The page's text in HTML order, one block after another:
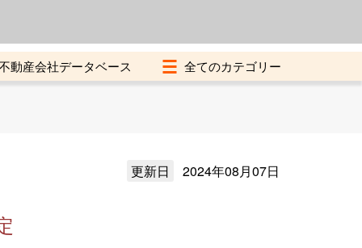
動産会社データベース
更新日 2024年08月07日